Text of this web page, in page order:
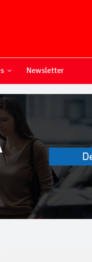
Newsletter